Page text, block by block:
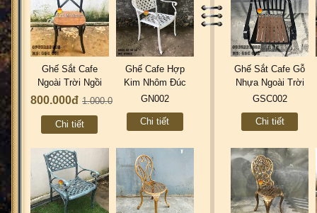
Ghế Sắt Cafe
Ngoài Trời Ngồi
Gỗ Ash - Trà Sữa
800.000đ 1.000.000đ
Chi tiết
Ghế Cafe Hợp
Kim Nhôm Đúc
Ngoài Trời Sân
Điện GN002
GN002
Chi tiết
Ghế Sắt Cafe Gỗ
Nhựa Ngoài Trời
Thép Cán Sơn
GSC002
Chi tiết